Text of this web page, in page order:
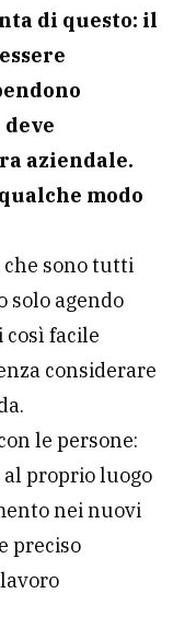
di questo: il
aziendale.
modo
sono tutti
solo agendo
così facile
considerare
le persone:
proprio luogo
nei nuovi
preciso